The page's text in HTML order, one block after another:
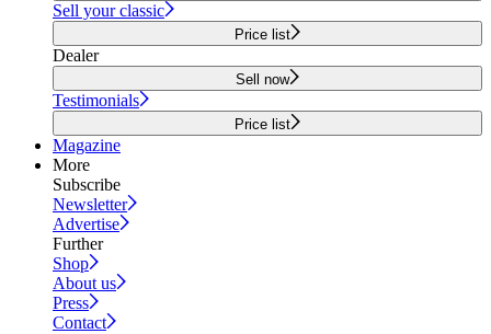
Sell your classic
Price list
Dealer
Sell now
Testimonials
Price list
Magazine
More
Subscribe
Newsletter
Advertise
Further
Shop
About us
Press
Contact